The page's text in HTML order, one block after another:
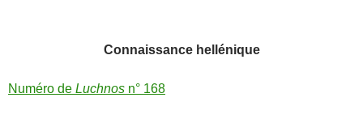
Connaissance hellénique
Numéro de Luchnos n° 168